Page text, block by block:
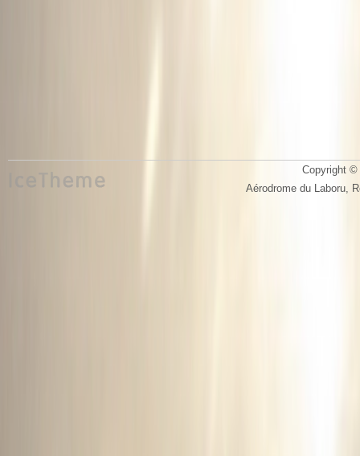
Copyright ©
Aérodrome du Laboru,